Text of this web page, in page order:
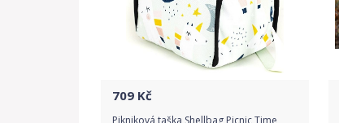
709 Kč
Pikniková taška Shellbag Picnic Time